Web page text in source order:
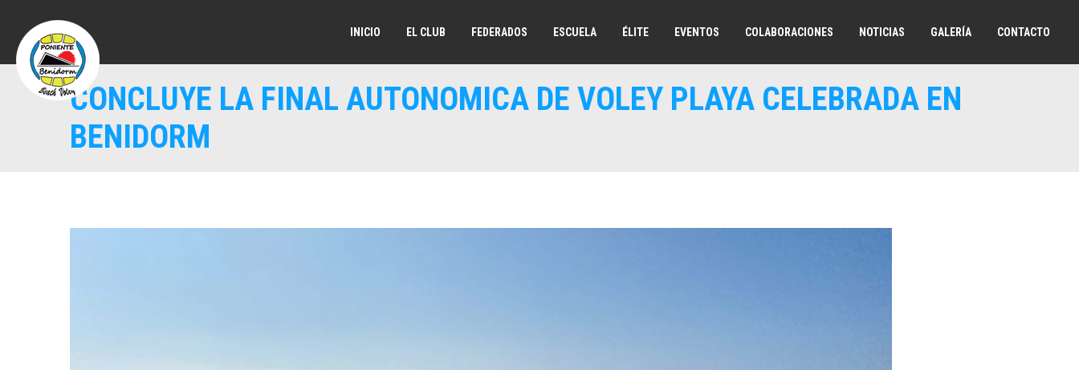
INICIO EL CLUB FEDERADOS ESCUELA ÉLITE EVENTOS COLABORACIONES NOTICIAS GALERÍA CONTACTO
CONCLUYE LA FINAL AUTONOMICA DE VOLEY PLAYA CELEBRADA EN
BENIDORM